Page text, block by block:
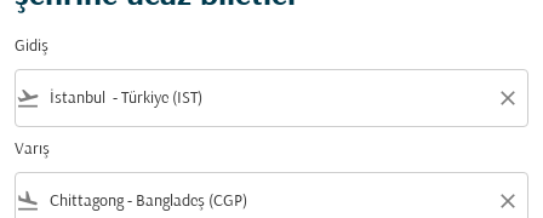
Gidiş
flight_takeoff close
Varış
flight_land close